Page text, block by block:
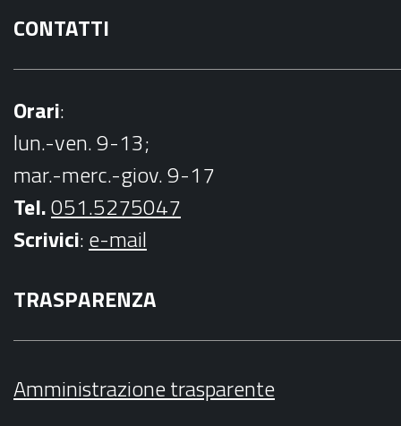
CONTATTI
Orari:
lun.-ven. 9-13;
mar.-merc.-giov. 9-17
Tel.051.5275047
Scrivici:e-mail
TRASPARENZA
Amministrazione trasparente